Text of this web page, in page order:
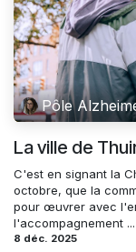
Pôle
La ville de
C'est en signant la
octobre, que la
pour œuvrer avec
l'accompagnement ...
8 déc. 2025